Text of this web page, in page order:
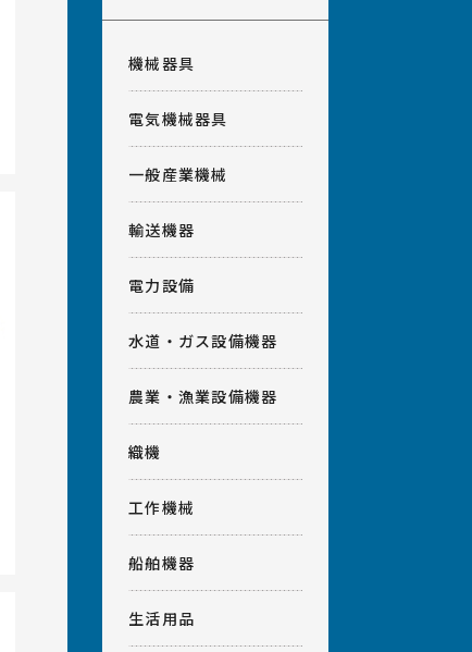
機械器具
電気機械器具
一般産業機械
輸送機器
電力設備
水道・ガス設備機器
農業・漁業設備機器
織機
工作機械
船舶機器
生活用品